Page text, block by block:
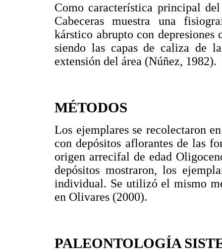
Como característica principal
Cabeceras muestra una
kárstico abrupto con depresiones
siendo las capas de caliza de
extensión del área (Núñez, 1982).
MÉTODOS
Los ejemplares se recolectaron
con depósitos aflorantes de las
origen arrecifal de edad
depósitos mostraron, los
individual. Se utilizó el mismo
en Olivares (2000).
PALEONTOLOGÍA